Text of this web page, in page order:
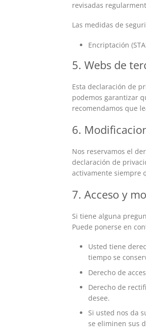
revisadas
Las medidas de
Encriptación
5. Webs de
Esta declaración de
podemos garantizar
recomendamos que
6.
Nos reservamos el
declaración de
activamente siempre
7. Acceso y
Si tiene alguna
Puede ponerse en
Usted tiene
tiempo se
Derecho de
Derecho de
desee.
Si usted nos da
se eliminen sus